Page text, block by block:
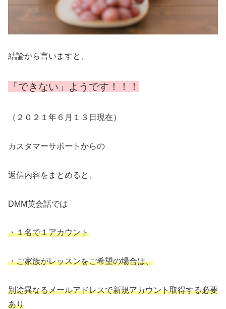
結論から言いますと、
「できない」ようです！！！
（２０２１年６月１３日現在）
カスタマーサポートからの
返信内容をまとめると、
DMM英会話では
・１名で１アカウント
・ご家族がレッスンをご希望の場合は、
別途異なるメールアドレスで新規アカウント取得する必要
あり